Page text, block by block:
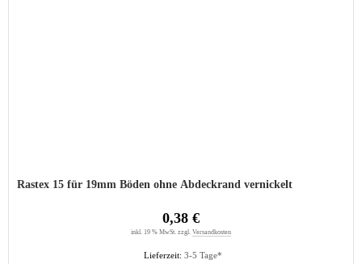
Rastex 15 für 19mm Böden ohne Abdeckrand vernickelt
Lieferzeit: 3-5 Tage*
0,38 €
inkl. 19 % MwSt. zzgl. Versandkosten